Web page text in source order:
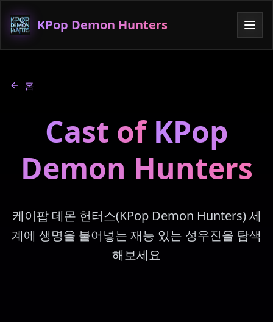
KPop Demon Hunters
홈
Cast of KPop
Demon Hunters
케이팝 데몬 헌터스(KPop Demon Hunters) 세
계에 생명을 불어넣는 재능 있는 성우진을 탐색
해보세요